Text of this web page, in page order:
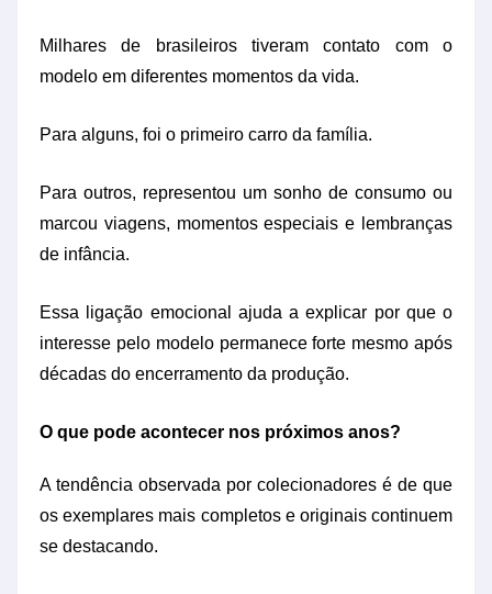
Milhares de brasileiros tiveram contato com o
modelo em diferentes momentos da vida.
Para alguns, foi o primeiro carro da família.
Para outros, representou um sonho de consumo ou
marcou viagens, momentos especiais e lembranças
de infância.
Essa ligação emocional ajuda a explicar por que o
interesse pelo modelo permanece forte mesmo após
décadas do encerramento da produção.
O que pode acontecer nos próximos anos?
A tendência observada por colecionadores é de que
os exemplares mais completos e originais continuem
se destacando.